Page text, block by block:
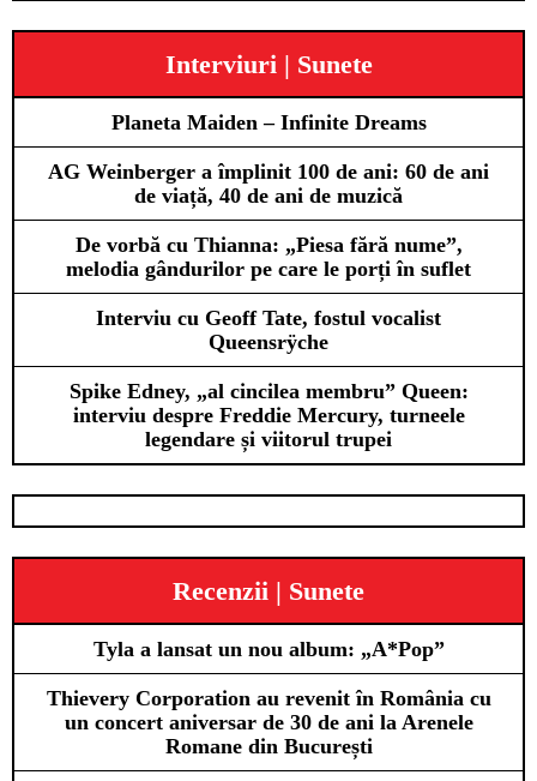
Interviuri | Sunete
Planeta Maiden – Infinite Dreams
AG Weinberger a împlinit 100 de ani: 60 de ani
de viață, 40 de ani de muzică
De vorbă cu Thianna: „Piesa fără nume”,
melodia gândurilor pe care le porți în suflet
Interviu cu Geoff Tate, fostul vocalist
Queensrÿche
Spike Edney, „al cincilea membru” Queen:
interviu despre Freddie Mercury, turneele
legendare și viitorul trupei
Recenzii | Sunete
Tyla a lansat un nou album: „A*Pop”
Thievery Corporation au revenit în România cu
un concert aniversar de 30 de ani la Arenele
Romane din București